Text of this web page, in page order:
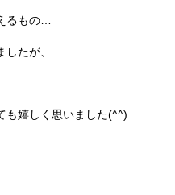
るもの…
たが、
も嬉しく思いました(^^)